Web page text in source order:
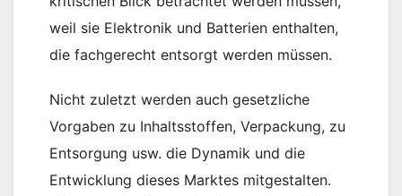
weil sie Elektronik und Batterien enthalten,
die fachgerecht entsorgt werden müssen.
Nicht zuletzt werden auch gesetzliche
Vorgaben zu Inhaltsstoffen, Verpackung, zu
Entsorgung usw. die Dynamik und die
Entwicklung dieses Marktes mitgestalten.